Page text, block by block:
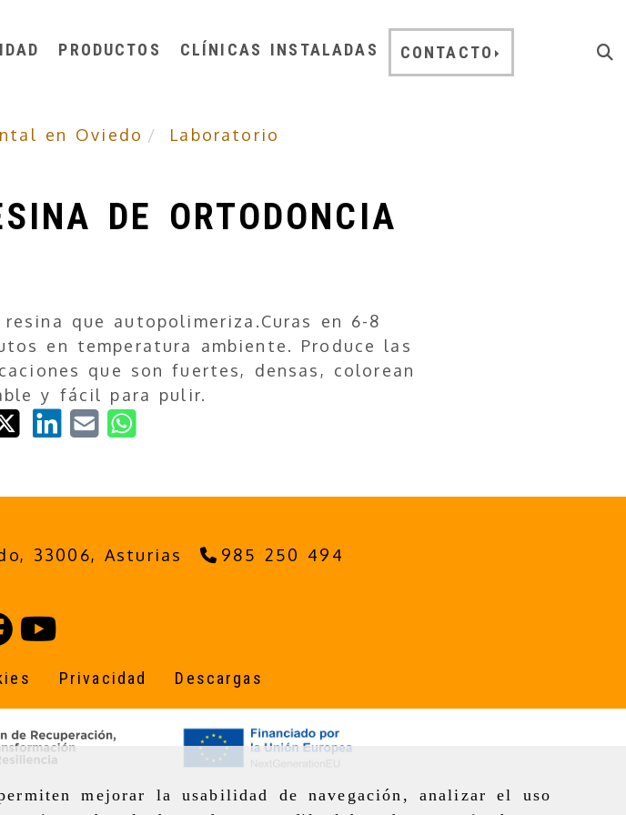
mejorar la usabilidad de navegación, analizar el uso
PRODUCTOS CLÍNICAS INSTALADAS CONTACTO
en Oviedo
Laboratorio
DE ORTODONCIA
resina que autopolimeriza.Curas en 6-8
en temperatura ambiente. Produce las
que son fuertes, densas, colorean
y fácil para pulir.
33006, Asturias 985 250 494
Privacidad Descargas